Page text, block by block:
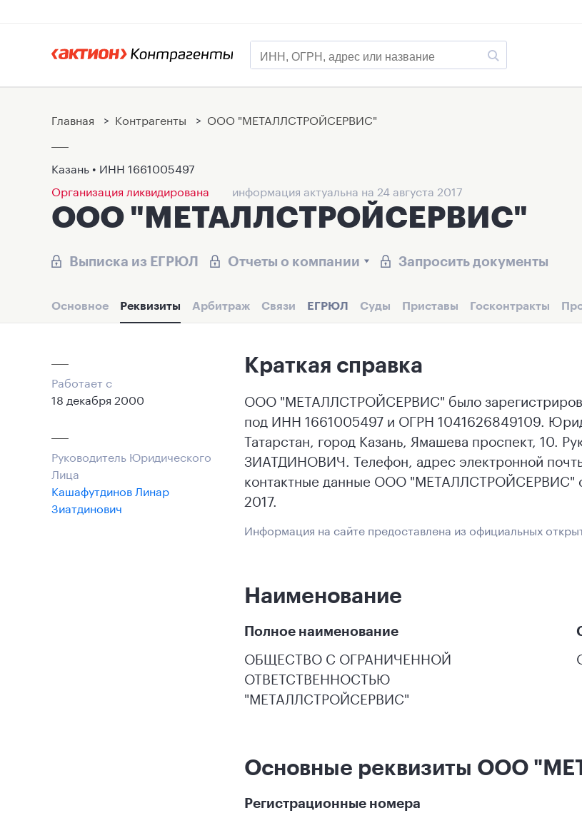
Главная > Контрагенты > ООО "МЕТАЛЛСТРОЙСЕРВИС"
Казань • ИНН 1661005497
Организация ликвидирована
информация актуальна на 24 августа 2017
ООО "МЕТАЛЛСТРОЙСЕРВИС"
Выписка из ЕГРЮЛ Отчеты о компании Запросить документы
Основное Реквизиты Арбитраж Связи ЕГРЮЛ Суды Приставы Госконтракты
Работает с
18 декабря 2000
Руководитель Юридического
Лица
Кашафутдинов Линар
Зиатдинович
Краткая справка
ООО "МЕТАЛЛСТРОЙСЕРВИС" было
под ИНН 1661005497 и ОГРН 1041626849109.
Татарстан, город Казань, Ямашева проспект,
ЗИАТДИНОВИЧ. Телефон, адрес электронной
контактные данные ООО "МЕТАЛЛСТРОЙСЕРВИС"
2017.
Информация на сайте предоставлена из официальных
Наименование
Полное наименование
ОБЩЕСТВО С ОГРАНИЧЕННОЙ
ОТВЕТСТВЕННОСТЬЮ
"МЕТАЛЛСТРОЙСЕРВИС"
Основные реквизиты ООО
Регистрационные номера